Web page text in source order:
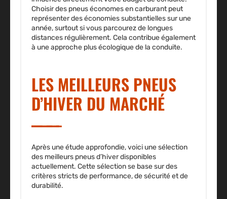
Choisir des pneus économes en carburant peut
représenter des économies substantielles sur une
année, surtout si vous parcourez de longues
distances régulièrement. Cela contribue également
à une approche plus écologique de la conduite.
LES MEILLEURS PNEUS
D’HIVER DU MARCHÉ
Après une étude approfondie, voici une sélection
des meilleurs pneus d’hiver disponibles
actuellement. Cette sélection se base sur des
critères stricts de performance, de sécurité et de
durabilité.